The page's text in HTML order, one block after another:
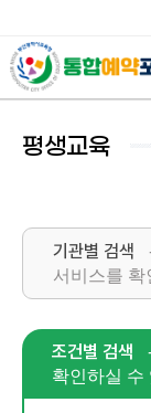
평생교육
기관별 검색
서비스를 확
조건별 검색
확인하실 수